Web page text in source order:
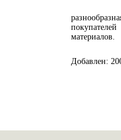
материалов.
Добавлен: